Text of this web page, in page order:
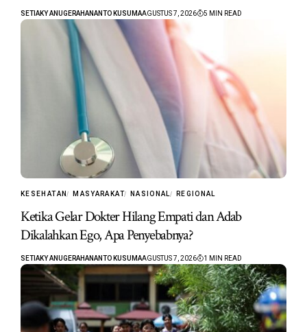
SETIAKY ANUGERAHANANTO KUSUMAAGUSTUS 7, 2026 5 MIN READ
KESEHATAN MASYARAKAT NASIONAL REGIONAL
Ketika Gelar Dokter Hilang Empati dan Adab
Dikalahkan Ego, Apa Penyebabnya?
SETIAKY ANUGERAHANANTO KUSUMAAGUSTUS 7, 2026 1 MIN READ